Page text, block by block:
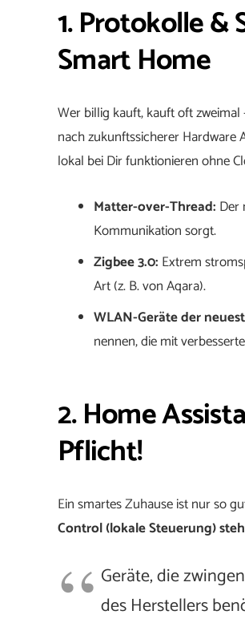
1. Protokolle &
Smart Home
Wer billig kauft, kauft oft
nach zukunftssicherer Hardware
lokal bei Dir funktionieren ohne
Matter-over-Thread: Der
Kommunikation sorgt.
Zigbee 3.0: Extrem
Art (z. B. von Aqara).
WLAN-Geräte der
nennen, die mit
2. Home
Pflicht!
Ein smartes Zuhause ist nur so
Control (lokale Steuerung)
Geräte, die
des Herstellers